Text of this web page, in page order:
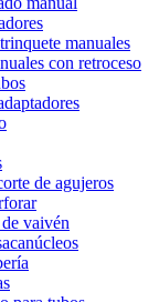
manuales
con retroceso
de agujeros
vaivén